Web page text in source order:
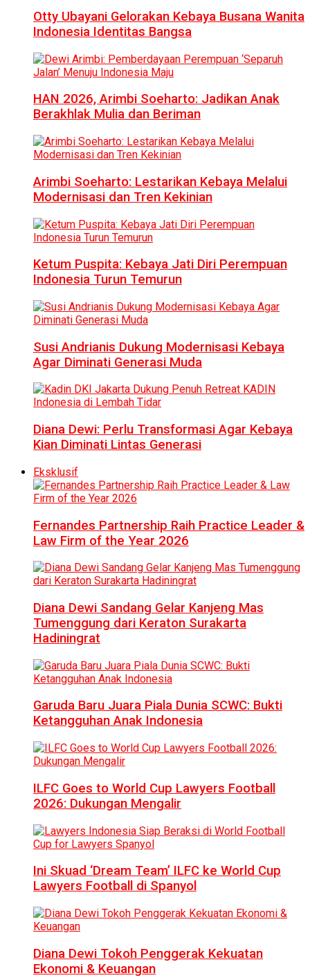
Otty Ubayani Gelorakan Kebaya Busana Wanita
Indonesia Identitas Bangsa
HAN 2026, Arimbi Soeharto: Jadikan Anak
Berakhlak Mulia dan Beriman
Arimbi Soeharto: Lestarikan Kebaya Melalui
Modernisasi dan Tren Kekinian
Ketum Puspita: Kebaya Jati Diri Perempuan
Indonesia Turun Temurun
Susi Andrianis Dukung Modernisasi Kebaya
Agar Diminati Generasi Muda
Diana Dewi: Perlu Transformasi Agar Kebaya
Kian Diminati Lintas Generasi
Eksklusif
Fernandes Partnership Raih Practice Leader &
Law Firm of the Year 2026
Diana Dewi Sandang Gelar Kanjeng Mas
Tumenggung dari Keraton Surakarta
Hadiningrat
Garuda Baru Juara Piala Dunia SCWC: Bukti
Ketangguhan Anak Indonesia
ILFC Goes to World Cup Lawyers Football
2026: Dukungan Mengalir
Ini Skuad ‘Dream Team’ ILFC ke World Cup
Lawyers Football di Spanyol
Diana Dewi Tokoh Penggerak Kekuatan
Ekonomi & Keuangan